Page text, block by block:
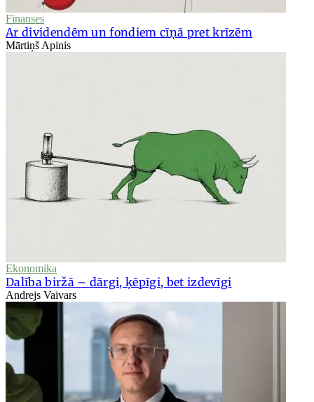
Finanses
Ar dividendēm un fondiem cīņā pret krīzēm
Mārtiņš Apinis
Ekonomika
Dalība biržā – dārgi, ķēpīgi, bet izdevīgi
Andrejs Vaivars